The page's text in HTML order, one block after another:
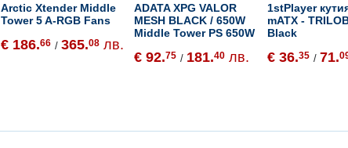
Arctic Xtender Middle
Tower 5 A-RGB Fans
€ 186.66 /365.08 лв.
ADATA XPG VALOR
MESH BLACK / 650W
Middle Tower PS 650W
€ 92.75 / 181.40 лв.
1stPlayer
mATX -
Black
€ 36.35 /71.